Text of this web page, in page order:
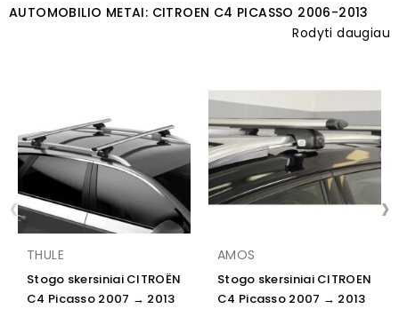
AUTOMOBILIO METAI: CITROEN C4 PICASSO 2006-2013
Rodyti daugiau
THULE
Stogo skersiniai CITROËN
C4 Picasso 2007 → 2013
AMOS
Stogo skersiniai CITROEN
C4 Picasso 2007 → 2013
‹ ›